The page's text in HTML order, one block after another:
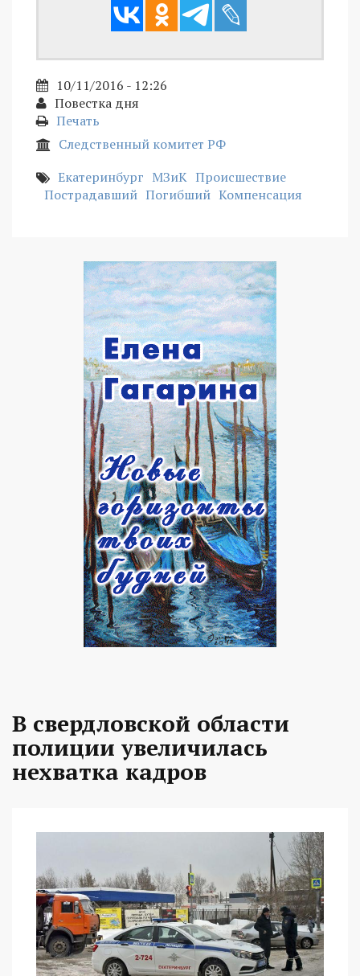
10/11/2016 - 12:26
Повестка дня
Печать
Следственный комитет РФ
Екатеринбург МЗиК Происшествие
Пострадавший Погибший Компенсация
В свердловской области
полиции увеличилась
нехватка кадров